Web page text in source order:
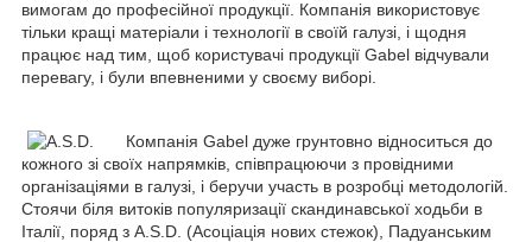
вимогам до професійної продукції. Компанія використовує
тільки кращі матеріали і технології в своїй галузі, і щодня
працює над тим, щоб користувачі продукції Gabel відчували
перевагу, і були впевненими у своєму виборі.
Компанія Gabel дуже грунтовно відноситься до
кожного зі своїх напрямків, співпрацюючи з провідними
організаціями в галузі, і беручи участь в розробці методологій.
Стоячи біля витоків популяризації скандинавської ходьби в
Італії, поряд з A.S.D. (Асоціація нових стежок), Падуанським